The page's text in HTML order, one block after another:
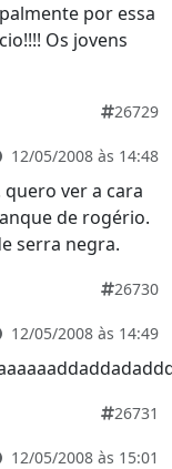
por essa
Os jovens
26729
12/05/2008 às 14:48
ver a cara
de rogério.
serra negra.
26730
12/05/2008 às 14:49
26731
12/05/2008 às 15:01